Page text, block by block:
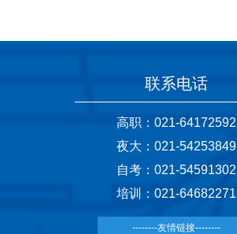
联系电话
高职：021-64172592
夜大：021-54253849
自考：021-54591302
培训：021-64682271
--------友情链接--------